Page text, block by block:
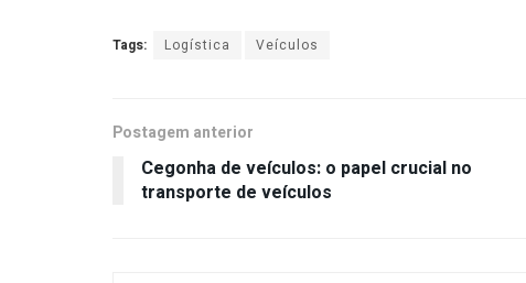
Tags: Logística Veículos
Postagem anterior
Cegonha de veículos: o papel crucial no
transporte de veículos